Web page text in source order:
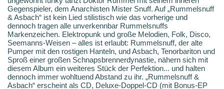
Gegenspieler, dem Anarchisten Mister Snuff. Auf „Rummelsnuff
& Asbach“ ist kein Lied stilistisch wie das vorherige und
dennoch tragen alle unverkennbar Rummelsnuffs
Markenzeichen. Elektropunk und große Melodien, Folk, Disco,
Seemanns-Weisen – alles ist erlaubt: Rummelsnuff, der alte
Pumper mit den rostigen Hanteln, und Asbach, Tenorbariton und
Sproß einer großen Schnapsbrennerdynastie, nähern sich mit
diesem Album ein weiteres Stück der Perfektion... und halten
dennoch immer wohltuend Abstand zu ihr. „Rummelsnuff &
Asbach“ erscheint als CD, Deluxe-Doppel-CD (mit Bonus-EP